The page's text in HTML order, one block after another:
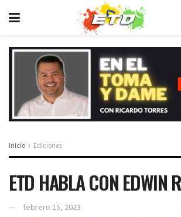
Inicio Ediciones
ETD HABLA CON EDWIN
febrero 15, 2023